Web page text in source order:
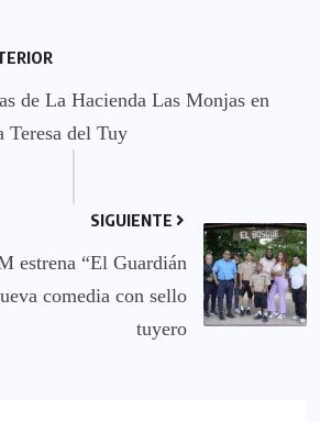
de La Hacienda Las Monjas en
Teresa del Tuy
SIGUIENTE
estrena “El Guardián
comedia con sello
tuyero